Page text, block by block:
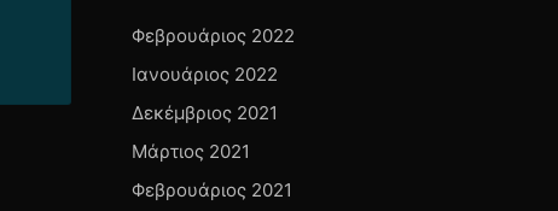
Φεβρουάριος 2022
Ιανουάριος 2022
Δεκέμβριος 2021
Μάρτιος 2021
Φεβρουάριος 2021